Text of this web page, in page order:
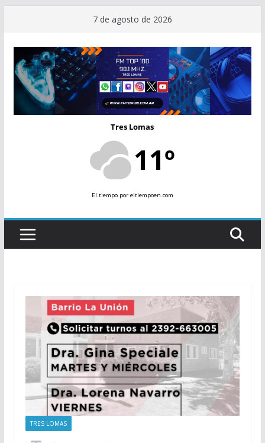
contenido
7 de agosto de 2026
Tres Lomas
11º
El tiempopor eltiempoen.com
TRES LOMAS